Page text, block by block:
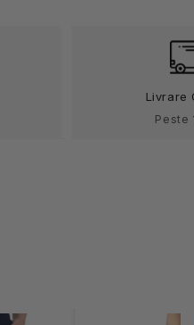
Livrare
Peste